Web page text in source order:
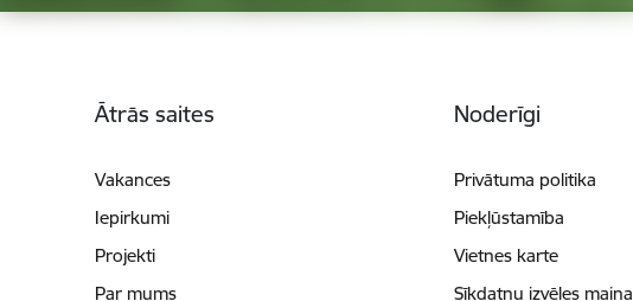
Ātrās saites
Vakances
Iepirkumi
Projekti
Par mums
Noderīgi
Privātuma politika
Piekļūstamība
Vietnes karte
Sīkdatņu izvēles maiņa